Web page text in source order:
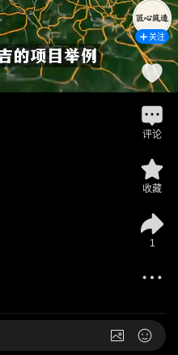
关注
评论
收藏
1